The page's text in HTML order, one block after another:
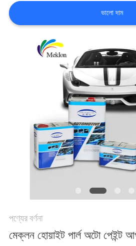
করুন
আবেদন
গোপনীয়তা
ভালো দাম
পণ্যের বর্ণনা
মেক্লন হোয়াইট পার্ল অটো পেইন্ট